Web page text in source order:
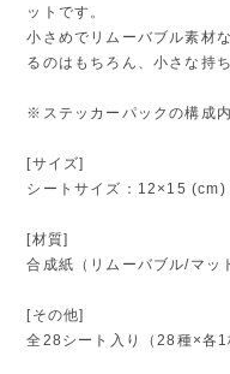
ットです。
小さめでリムーバブル素材
るのはもちろん、小さな持
※ステッカーパックの構成
[サイズ]
シートサイズ：12×15 (cm)
[材質]
合成紙（リムーバブル/マッ
[その他]
全28シート入り（28種×各1